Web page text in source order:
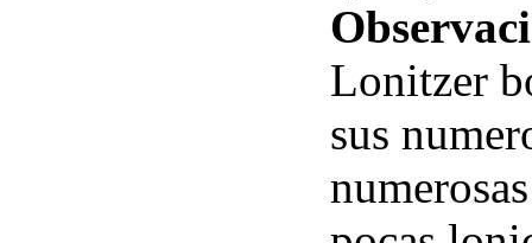
Lonitzer
sus